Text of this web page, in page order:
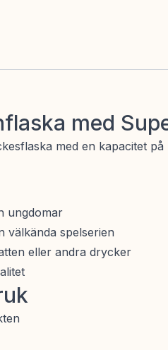
med
med en kapacitet
ungdomar
välkända spelserien
eller andra drycker